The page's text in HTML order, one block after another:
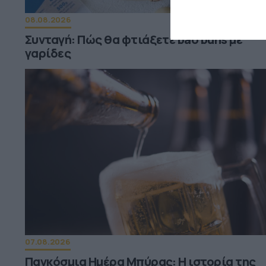
08.08.2026
Συνταγή: Πώς θα φτιάξετε bao buns με
γαρίδες
07.08.2026
Παγκόσμια Ημέρα Μπύρας: Η ιστορία της